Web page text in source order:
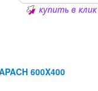
купить в клик
600X400